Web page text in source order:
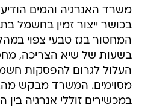
משרד האנרגיה והמים
בכושר ייצור זמין בחשמל
המחסור בגז טבעי צפוי
בשעות של שיא הצריכה,
העלול לגרום להפסקות
מסוימים. המשרד מבקש